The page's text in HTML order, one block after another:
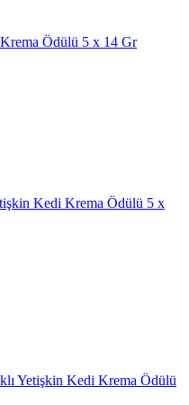
Ödülü 5 x 14 Gr
Kedi Krema Ödülü 5 x
Yetişkin Kedi Krema Ödülü